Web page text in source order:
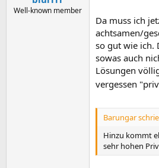
Well-known member
Da muss ich
achtsamen/
so gut wie ich.
sowas auch
Lösungen
vergessen
Barungar
Hinzu kommt
sehr hohen